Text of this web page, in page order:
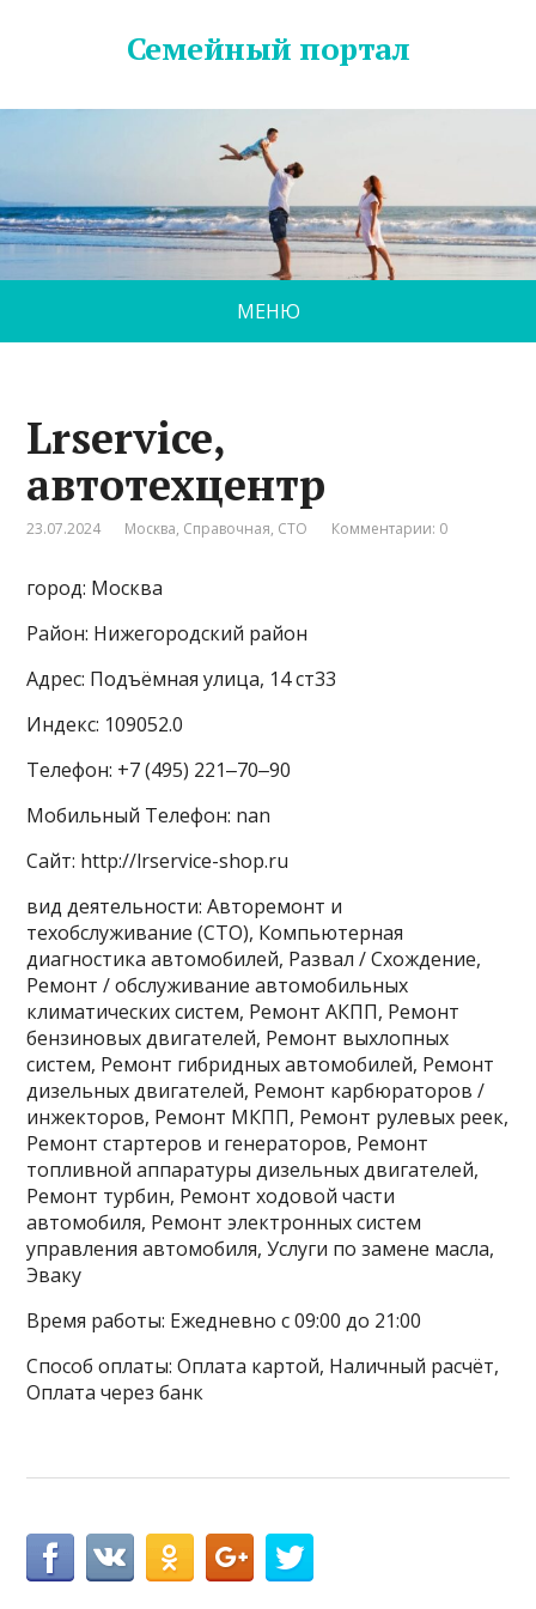
Семейный портал
МЕНЮ
Lrservice,
автотехцентр
23.07.2024 Москва, Справочная, СТО Комментарии: 0
город: Москва
Район: Нижегородский район
Адрес: Подъёмная улица, 14 ст33
Индекс: 109052.0
Телефон: +7 (495) 221‒70‒90
Мобильный Телефон: nan
Сайт: http://lrservice-shop.ru
вид деятельности: Авторемонт и
техобслуживание (СТО), Компьютерная
диагностика автомобилей, Развал / Схождение,
Ремонт / обслуживание автомобильных
климатических систем, Ремонт АКПП, Ремонт
бензиновых двигателей, Ремонт выхлопных
систем, Ремонт гибридных автомобилей, Ремонт
дизельных двигателей, Ремонт карбюраторов /
инжекторов, Ремонт МКПП, Ремонт рулевых реек,
Ремонт стартеров и генераторов, Ремонт
топливной аппаратуры дизельных двигателей,
Ремонт турбин, Ремонт ходовой части
автомобиля, Ремонт электронных систем
управления автомобиля, Услуги по замене масла,
Эваку
Время работы: Ежедневно с 09:00 до 21:00
Способ оплаты: Оплата картой, Наличный расчёт,
Оплата через банк